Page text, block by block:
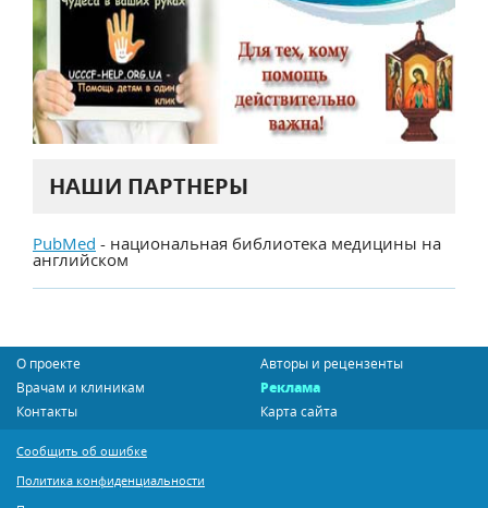
НАШИ ПАРТНЕРЫ
PubMed - национальная библиотека медицины на
английском
О проекте
Авторы и рецензенты
Врачам и клиникам
Реклама
Контакты
Карта сайта
Сообщить об ошибке
Политика конфиденциальности